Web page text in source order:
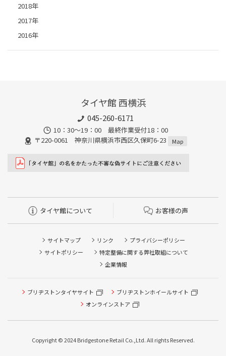
2018年
2017年
2016年
タイヤ館 西横浜
045-260-6171
10：30～19：00 最終作業受付18：00
〒220-0061 神奈川県横浜市西区久保町6-23
Map
タイヤ館について お客様の声
サイトマップ リンク
プライバシーポリシー
サイトポリシー
特定整備に関する弊社取組について
企業情報
ブリヂストンタイヤサイト
ブリヂストンホイールサイト
オンラインストア
Copyright © 2024 Bridgestone Retail Co.,Ltd. All rights Reserved.
タイヤ点検・安全点検/タイヤ履き替え/オイル交換/その他
ピット作業の予約
本日のタイヤ履き替え順番待ち予約 ※クローク契約会員の